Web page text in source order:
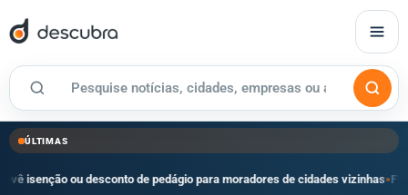
ÚLTIMAS
desconto de pedágio para moradores de cidades vizinhas●Flipei reúne